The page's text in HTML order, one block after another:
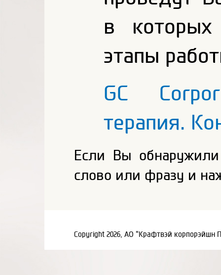
в
этапы
GC
терапия.
Если Вы
слово или фразу и
Copyright 2026, АО "Крафтвэй корпорэйшн